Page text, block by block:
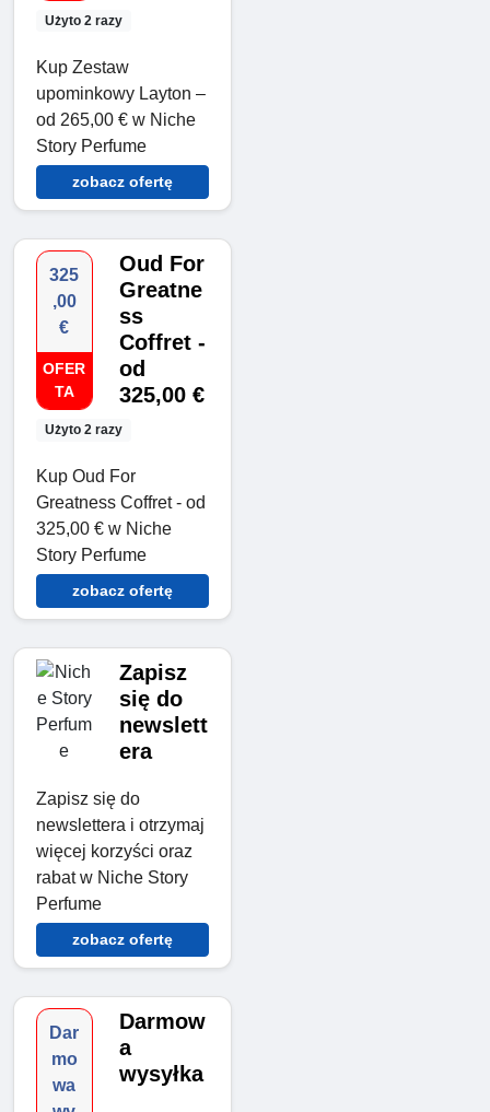
Użyto 2 razy
Kup Zestaw
upominkowy Layton –
od 265,00 € w Niche
Story Perfume
zobacz ofertę
325
,00
€
OFER
TA
Użyto 2 razy
Oud For
Greatne
ss
Coffret -
od
325,00 €
Kup Oud For
Greatness Coffret - od
325,00 € w Niche
Story Perfume
zobacz ofertę
Zapisz
się do
newslett
era
Zapisz się do
newslettera i otrzymaj
więcej korzyści oraz
rabat w Niche Story
Perfume
zobacz ofertę
Dar
mo
wa
Darmow
a
wysyłka